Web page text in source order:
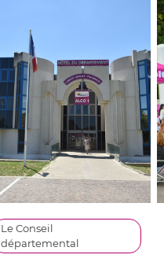
Le Conseil
départemental